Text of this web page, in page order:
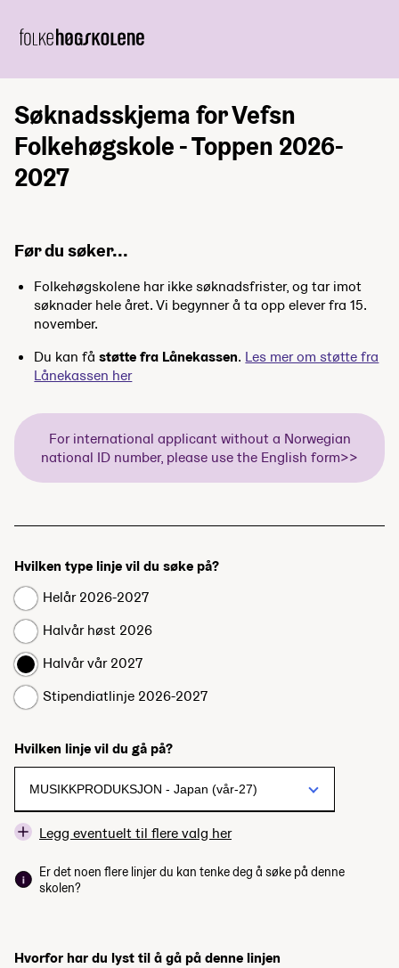
Søknadsskjema for Vefsn
Folkehøgskole - Toppen 2026-
2027
Før du søker...
Folkehøgskolene har ikke søknadsfrister, og tar imot
søknader hele året. Vi begynner å ta opp elever fra 15.
november.
Du kan fåstøtte fra Lånekassen. Les mer om støtte fra
Lånekassen her
For international applicant without a Norwegian
national ID number, please use the English form>>
Hvilken type linje vil du søke på?
Helår 2026-2027
Halvår høst 2026
Halvår vår 2027
Stipendiatlinje 2026-2027
Hvilken linje vil du gå på?
Legg eventuelt til flere valg her
Er det noen flere linjer du kan tenke deg å søke på denne
skolen?
Hvorfor har du lyst til å gå på denne linjen